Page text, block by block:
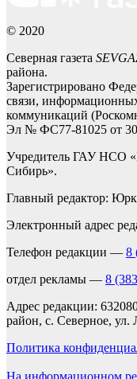
© 2020
Северная газета
района.
Зарегистрировано
связи,
коммуникаций
Эл № ФС77-81025 от
Учредитель ГАУ НСО
Сибирь».
Главный редактор:
Электронный адрес
Телефон редакции — 8
отдел рекламы — 8
Адрес редакции:
район, с. Северное, ул.
Политика